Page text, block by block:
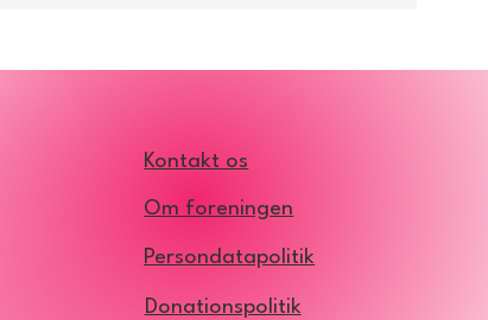
Kontakt os
Om foreningen
Persondatapolitik
Donationspolitik